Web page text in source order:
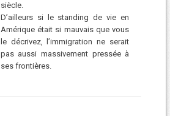
siècle.
D’ailleurs si le standing de vie en
Amérique était si mauvais que vous
le décrivez, l’immigration ne serait
pas aussi massivement pressée à
ses frontières.